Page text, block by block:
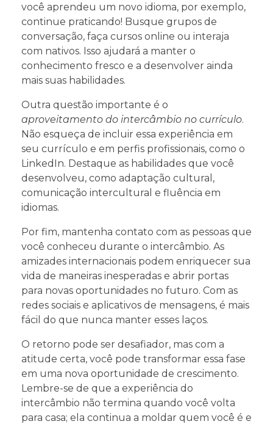
você aprendeu um novo idioma, por exemplo,
continue praticando! Busque grupos de
conversação, faça cursos online ou interaja
com nativos. Isso ajudará a manter o
conhecimento fresco e a desenvolver ainda
mais suas habilidades.
Outra questão importante é o
aproveitamento do intercâmbio no currículo.
Não esqueça de incluir essa experiência em
seu currículo e em perfis profissionais, como o
LinkedIn. Destaque as habilidades que você
desenvolveu, como adaptação cultural,
comunicação intercultural e fluência em
idiomas.
Por fim, mantenha contato com as pessoas que
você conheceu durante o intercâmbio. As
amizades internacionais podem enriquecer sua
vida de maneiras inesperadas e abrir portas
para novas oportunidades no futuro. Com as
redes sociais e aplicativos de mensagens, é mais
fácil do que nunca manter esses laços.
O retorno pode ser desafiador, mas com a
atitude certa, você pode transformar essa fase
em uma nova oportunidade de crescimento.
Lembre-se de que a experiência do
intercâmbio não termina quando você volta
para casa; ela continua a moldar quem você é e